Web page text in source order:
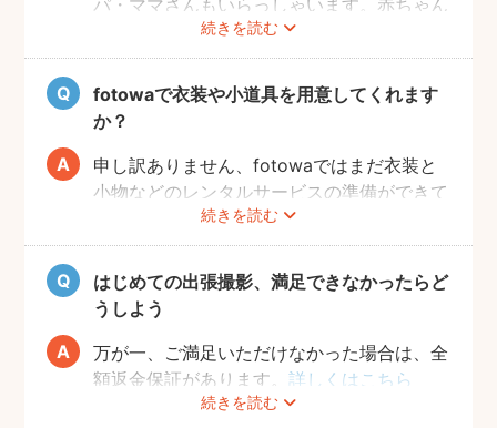
続きを読む
のあやし方も上手なので、写真撮影が不安の
方は、ぜひカメラマンにご相談してみてくだ
さいね。
fotowaで衣装や小道具を用意してくれます
か？
続きを読む
申し訳ありません、fotowaではまだ衣装と
小物などのレンタルサービスの準備ができて
おりませんので、お客様ご自身にご用意をお
願いしております。
はじめての出張撮影、満足できなかったらど
うしよう
続きを読む
万が一、ご満足いただけなかった場合は、全
額返金保証があります。詳しくはこちら